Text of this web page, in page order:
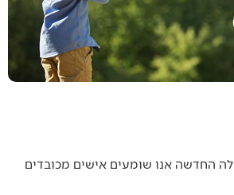
החדשה אנו שומעים אישים מכובדים